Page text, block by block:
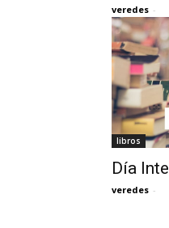
veredes -
libros
Día
veredes -